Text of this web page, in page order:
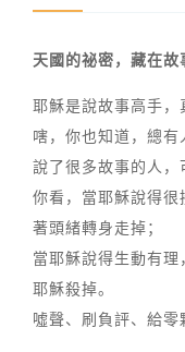
天國的祕密，藏在故
耶穌是說故事高手，
嗐，你也知道，總有
說了很多故事的人，
你看，當耶穌說得
著頭緒轉身走掉；
當耶穌說得生動有
耶穌殺掉。
噓聲、刷負評、給零